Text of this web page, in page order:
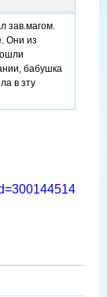
зав.магом.
Они из
бабушка
в зту